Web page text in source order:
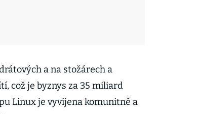
a na stožárech a
což je byznys za 35 miliard
Linux je vyvíjena komunitně a